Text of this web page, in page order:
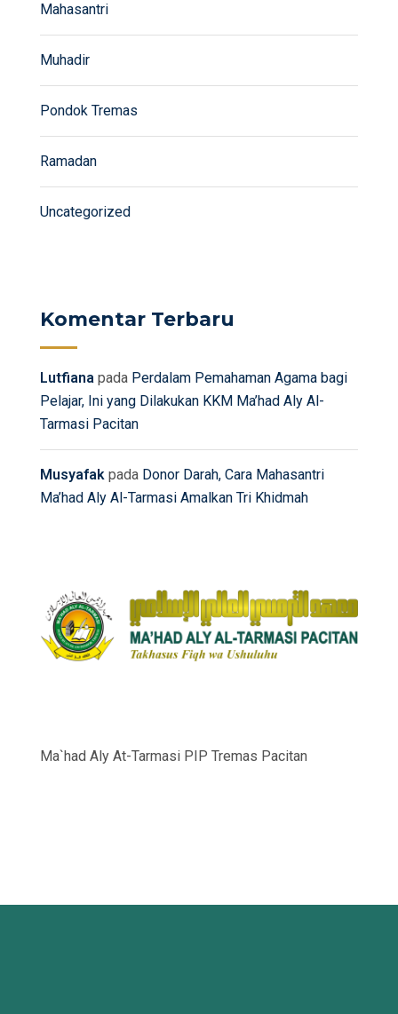
Mahasantri
Muhadir
Pondok Tremas
Ramadan
Uncategorized
Komentar Terbaru
Lutfiana pada Perdalam Pemahaman Agama bagi
Pelajar, Ini yang Dilakukan KKM Ma’had Aly Al-
Tarmasi Pacitan
Musyafak pada Donor Darah, Cara Mahasantri
Ma’had Aly Al-Tarmasi Amalkan Tri Khidmah
Ma`had Aly At-Tarmasi PIP Tremas Pacitan